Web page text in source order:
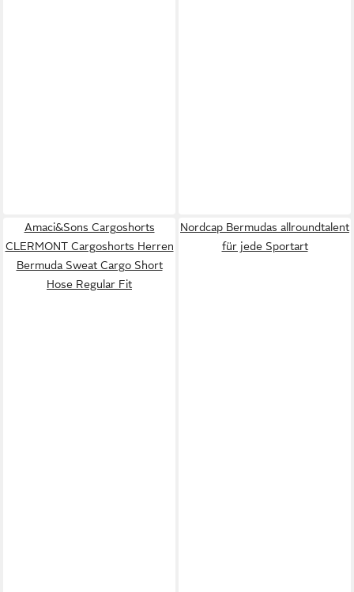
Amaci&Sons Cargoshorts
CLERMONT Cargoshorts Herren
Bermuda Sweat Cargo Short
Hose Regular Fit
Nordcap Bermudas allroundtalent
für jede Sportart